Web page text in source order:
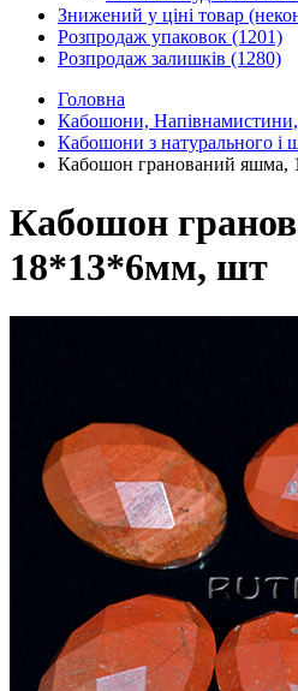
Знижений у ціні товар
Розпродаж упаковок (1201)
Розпродаж залишків (1280)
Головна
Кабошони, Напівнамистини,
Кабошони з натурального і
Кабошон гранований
Кабошон
18*13*6мм, шт